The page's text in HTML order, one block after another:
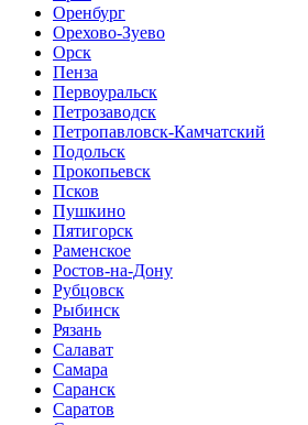
Оренбург
Орехово-Зуево
Орск
Пенза
Первоуральск
Петрозаводск
Петропавловск-Камчатский
Подольск
Прокопьевск
Псков
Пушкино
Пятигорск
Раменское
Ростов-на-Дону
Рубцовск
Рыбинск
Рязань
Салават
Самара
Саранск
Саратов